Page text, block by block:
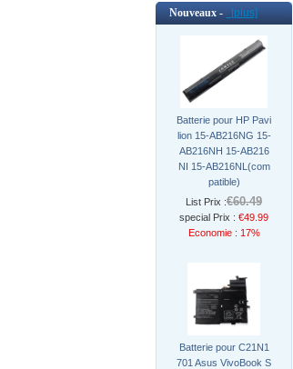
Nouveaux - [plus]
Batterie pour HP Pavi
lion 15-AB216NG 15-
AB216NH 15-AB216
NI 15-AB216NL(com
patible)
List Prix :€60.49
special Prix : €49.99
Economie : 17%
Batterie pour C21N1
701 Asus VivoBook S